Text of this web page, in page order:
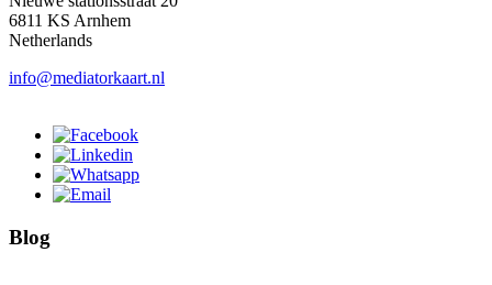
6811 KS Arnhem
Netherlands
info@mediatorkaart.nl
Blog